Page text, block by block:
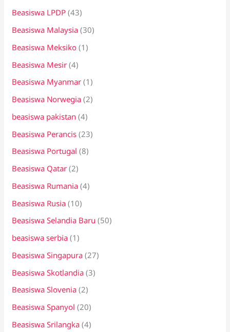
Beasiswa LPDP (43)
Beasiswa Malaysia (30)
Beasiswa Meksiko (1)
Beasiswa Mesir (4)
Beasiswa Myanmar (1)
Beasiswa Norwegia (2)
beasiswa pakistan (4)
Beasiswa Perancis (23)
Beasiswa Portugal (8)
Beasiswa Qatar (2)
Beasiswa Rumania (4)
Beasiswa Rusia (10)
Beasiswa Selandia Baru (50)
beasiswa serbia (1)
Beasiswa Singapura (27)
Beasiswa Skotlandia (3)
Beasiswa Slovenia (2)
Beasiswa Spanyol (20)
Beasiswa Srilangka (4)